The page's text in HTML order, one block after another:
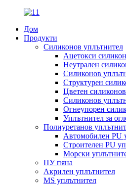
Дом
Продукти
Силиконов уплътнител
Ацетокси
Неутрален
Силиконов
Структурен
Цветен
Силиконов
Огнеупорен
Уплътнител за
Полиуретанов
Автомобилен PU
Строителен PU
Морски
ПУ пяна
Акрилен уплътнител
MS уплътнител